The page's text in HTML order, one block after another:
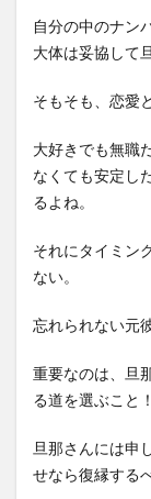
自分の中のナン
大体は妥協して
そもそも、恋愛
大好きでも無職
なくても安定し
るよね。
それにタイミン
ない。
忘れられない元
重要なのは、旦
る道を選ぶこと！
旦那さんには申
せなら復縁する